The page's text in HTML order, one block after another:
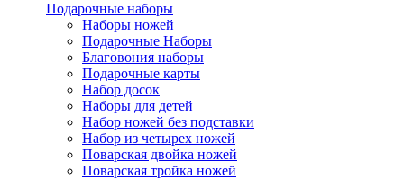
Подарочные наборы
Наборы ножей
Подарочные Наборы
Благовония наборы
Подарочные карты
Набор досок
Наборы для детей
Набор ножей без подставки
Набор из четырех ножей
Поварская двойка ножей
Поварская тройка ножей